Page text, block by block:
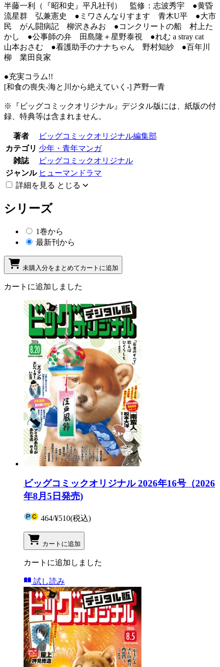
半藤一利（『昭和史』平凡社刊） 監修：志波秀宇 ●黄昏
流星群 弘兼憲史 ●ミワさんなりすます 青木U平 ●大市
民 がん闘病記 柳沢きみお ●コンクリートの船 村上た
かし ●公事師の弁 田島隆＋星野泰視 ●れむ a stray cat
山本おさむ ●看護助手のナナちゃん 野村知紗 ●百年川
柳 業田良家
●充実コラム!!
[和食の喪失-海と川から絶えていく-] 芦野一青
※『ビッグコミックオリジナル』デジタル版には、紙版の付
録、特典等は含まれません。
著者
ビッグコミックオリジナル編集部
カテゴリ 少年・青年マンガ
雑誌
ビッグコミックオリジナル
ジャンル ヒューマンドラマ
詳細を見る とじる
シリーズ
1巻から
最新刊から
未購入分をまとめてカートに追加
カートに追加しました
ビッグコミックオリジナル 2026年16号（2026
年8月5日発売)
464/¥510(税込)
カートに追加
カートに追加しました
試し読み